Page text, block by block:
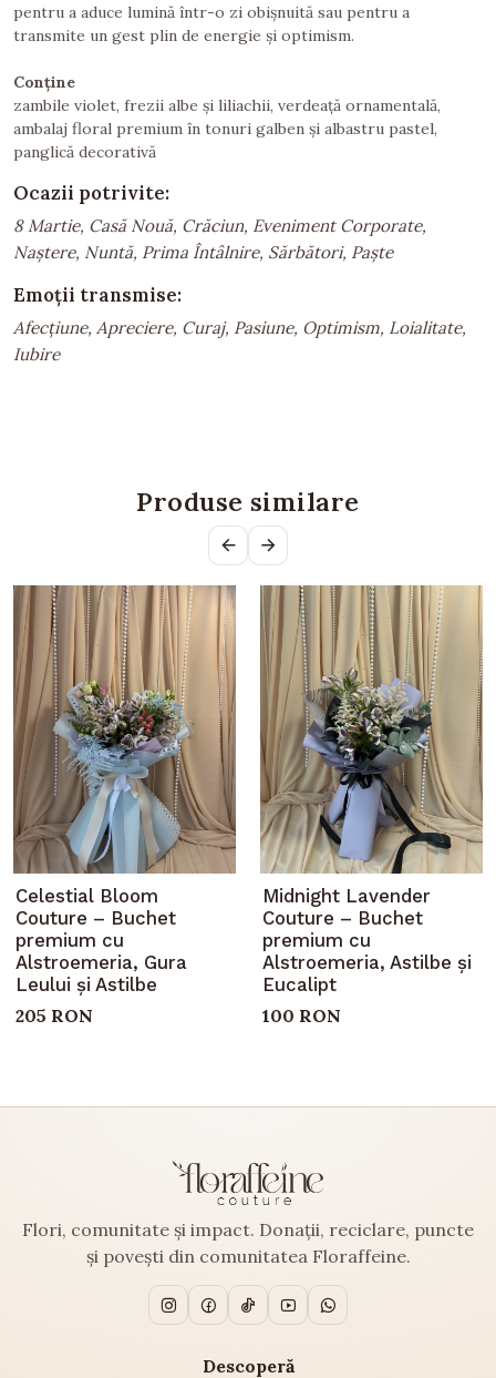
pentru a aduce lumină într-o zi obișnuită sau pentru a
transmite un gest plin de energie și optimism.
Conține
zambile violet, frezii albe și liliachii, verdeață ornamentală,
ambalaj floral premium în tonuri galben și albastru pastel,
panglică decorativă
Ocazii potrivite:
8 Martie, Casă Nouă, Crăciun, Eveniment Corporate,
Naștere, Nuntă, Prima Întâlnire, Sărbători, Paște
Emoții transmise:
Afecțiune, Apreciere, Curaj, Pasiune, Optimism, Loialitate,
Iubire
Produse similare
Celestial Bloom
Couture – Buchet
premium cu
Alstroemeria, Gura
Leului și Astilbe
205 RON
Midnight Lavender
Couture – Buchet
premium cu
Alstroemeria, Astilbe și
Eucalipt
100 RON
Flori, comunitate și impact. Donații, reciclare, puncte
și povești din comunitatea Floraffeine.
Descoperă